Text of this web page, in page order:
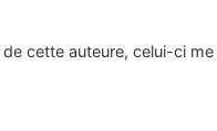
de cette auteure, celui-ci